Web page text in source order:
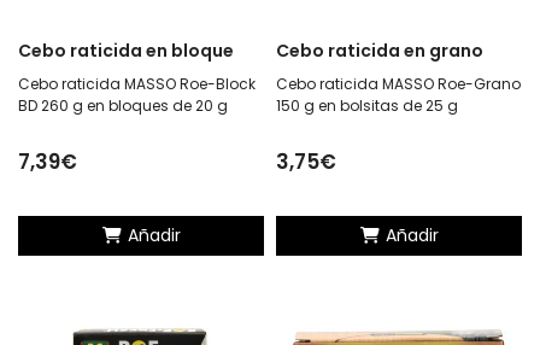
Cebo raticida en bloque
Cebo raticida MASSO Roe-Block
BD 260 g en bloques de 20 g
7,39€
Añadir
Cebo raticida en grano
Cebo raticida MASSO Roe-Grano
150 g en bolsitas de 25 g
3,75€
Añadir